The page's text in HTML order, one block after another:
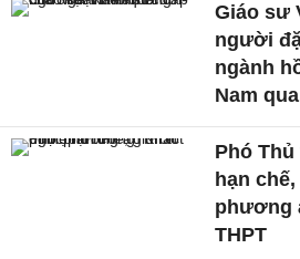
Giáo sư
người
ngành
Nam
Phó
hạn
phương
THPT